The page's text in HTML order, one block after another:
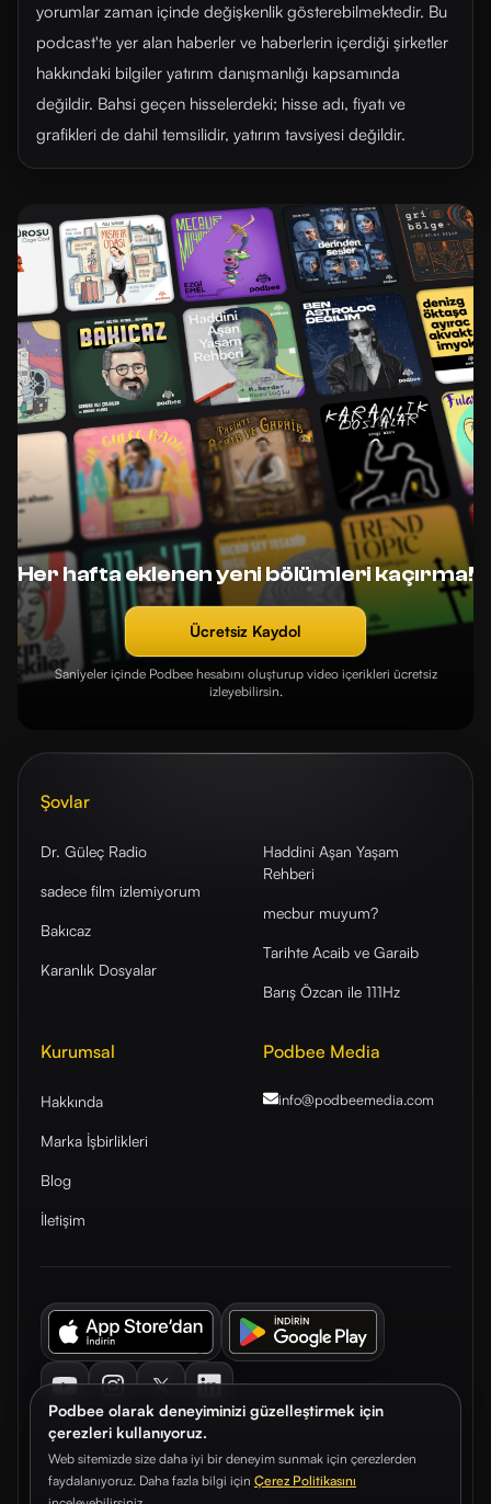
Podbee olarak deneyiminizi güzelleştirmek için
çerezleri kullanıyoruz.
Web sitemizde size daha iyi bir deneyim sunmak için çerezlerden
faydalanıyoruz. Daha fazla bilgi için Çerez Politikasını
yorumlar zaman içinde değişkenlik gösterebilmektedir. Bu
podcast'te yer alan haberler ve haberlerin içerdiği şirketler
hakkındaki bilgiler yatırım danışmanlığı kapsamında
değildir. Bahsi geçen hisselerdeki; hisse adı, fiyatı ve
grafikleri de dahil temsilidir, yatırım tavsiyesi değildir.
Her hafta eklenen yeni bölümleri kaçırma!
Ücretsiz Kaydol
Saniyeler içinde Podbee hesabını oluşturup video içerikleri ücretsiz
izleyebilirsin.
Şovlar
Dr. Güleç Radio
sadece film izlemiyorum
Bakıcaz
Karanlık Dosyalar
Haddini Aşan Yaşam
Rehberi
mecbur muyum?
Tarihte Acaib ve Garaib
Barış Özcan ile 111Hz
Kurumsal
Hakkında
Marka İşbirlikleri
Blog
İletişim
Podbee Media
info@podbeemedia.com
© 2026. Podbee Media. Tüm hakları saklıdır.